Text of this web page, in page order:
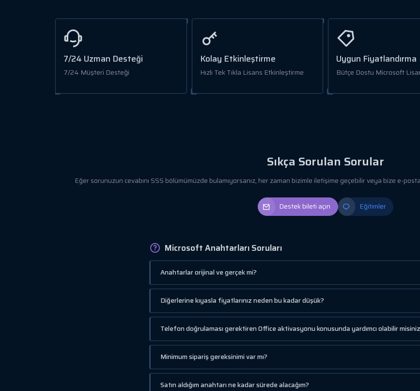
7/24 Uzman Desteği
7/24 Müşteri Desteği
Kolay Etkinleştirme
Hızlı Tek Tıkla Lisans Etkinleştirme
Uygun Fiyatlandırma
Bütçe Dostu Microsoft
Sıkça Sorulan Sorular
Eğer sorunuzun cevabını SSS bölümümüzde bulamıyorsanız, her zaman bizimle iletişime geçebilir veya bize e-
Destek bileti açın Eğitimler
Microsoft Anahtarları Soruları
Anahtarlar orijinal ve gerçek mi?
Diğerlerine kıyasla fiyatlarınız neden bu kadar düşük?
Telefon doğrulaması gerektiren Office aktivasyonu konusunda yardımcı olabilir
Minimum sipariş gereksinimi var mı?
Satın aldığım anahtarı ne kadar sürede alacağım?